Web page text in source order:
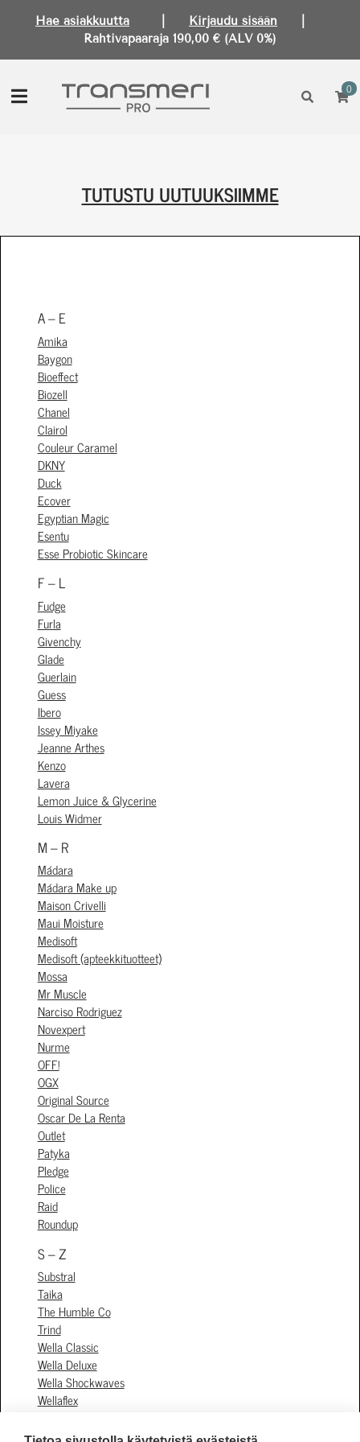
Hae asiakkuutta Kirjaudu sisään
Rahtivapaaraja 190,00 € (ALV 0%)
0
TUTUSTU UUTUUKSIIMME
A – E
Amika
Baygon
Bioeffect
Biozell
Chanel
Clairol
Couleur Caramel
DKNY
Duck
Ecover
Egyptian Magic
Esentu
Esse Probiotic Skincare
F – L
Fudge
Furla
Givenchy
Glade
Guerlain
Guess
Ibero
Issey Miyake
Jeanne Arthes
Kenzo
Lavera
Lemon Juice & Glycerine
Louis Widmer
M – R
Mádara
Mádara Make up
Maison Crivelli
Maui Moisture
Medisoft
Medisoft (apteekkituotteet)
Mossa
Mr Muscle
Narciso Rodriguez
Novexpert
Nurme
OFF!
OGX
Original Source
Oscar De La Renta
Outlet
Patyka
Pledge
Police
Raid
Roundup
S – Z
Substral
Taika
The Humble Co
Trind
Wella Classic
Wella Deluxe
Wella Shockwaves
Wellaflex
Xlash